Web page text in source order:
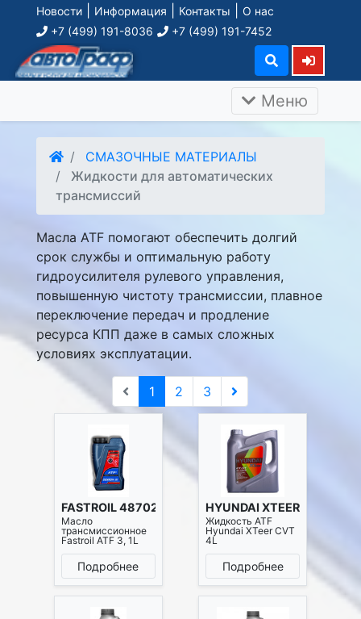
Новости Информация Контакты
О нас
+7 (499) 191-8036
+7 (499) 191-7452
Меню
СМАЗОЧНЫЕ МАТЕРИАЛЫ
Жидкости для автоматических
трансмиссий
Масла ATF помогают обеспечить долгий
срок службы и оптимальную работу
гидроусилителя рулевого управления,
повышенную чистоту трансмиссии, плавное
переключение передач и продление
ресурса КПП даже в самых сложных
условиях эксплуатации.
1 2 3
FASTROIL 4870200755361
Масло
трансмиссионное
Fastroil ATF 3, 1L
Подробнее
HYUNDAI XTEER 1041413
Жидкость ATF
Hyundai XTeer CVT
4L
Подробнее